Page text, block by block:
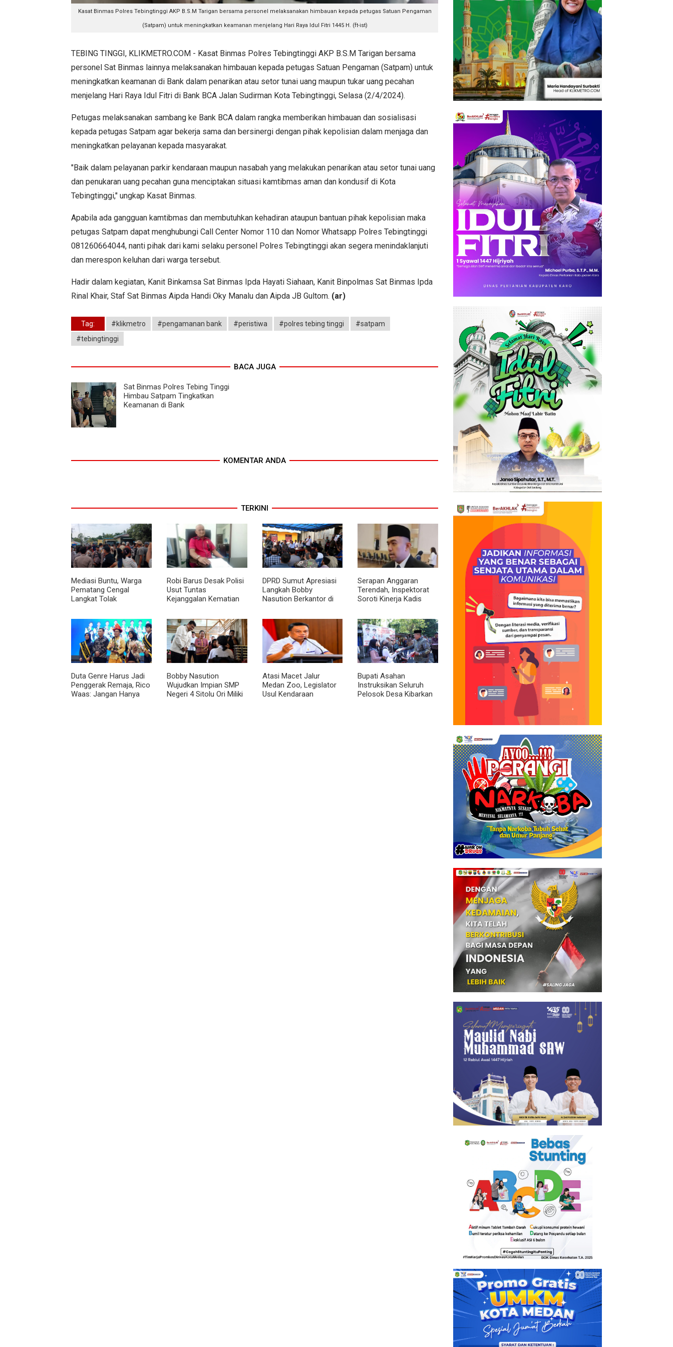
Kasat Binmas Polres Tebingtinggi AKP B.S.M Tarigan bersama personel melaksanakan himbauan kepada petugas Satuan Pengaman
(Satpam) untuk meningkatkan keamanan menjelang Hari Raya Idul Fitri 1445 H. (ft-ist)
TEBING TINGGI, KLIKMETRO.COM - Kasat Binmas Polres Tebingtinggi AKP B.S.M Tarigan bersama
personel Sat Binmas lainnya melaksanakan himbauan kepada petugas Satuan Pengaman (Satpam) untuk
meningkatkan keamanan di Bank dalam penarikan atau setor tunai uang maupun tukar uang pecahan
menjelang Hari Raya Idul Fitri di Bank BCA Jalan Sudirman Kota Tebingtinggi, Selasa (2/4/2024).
Petugas melaksanakan sambang ke Bank BCA dalam rangka memberikan himbauan dan sosialisasi
kepada petugas Satpam agar bekerja sama dan bersinergi dengan pihak kepolisian dalam menjaga dan
meningkatkan pelayanan kepada masyarakat.
"Baik dalam pelayanan parkir kendaraan maupun nasabah yang melakukan penarikan atau setor tunai uang
dan penukaran uang pecahan guna menciptakan situasi kamtibmas aman dan kondusif di Kota
Tebingtinggi," ungkap Kasat Binmas.
Apabila ada gangguan kamtibmas dan membutuhkan kehadiran ataupun bantuan pihak kepolisian maka
petugas Satpam dapat menghubungi Call Center Nomor 110 dan Nomor Whatsapp Polres Tebingtinggi
081260664044, nanti pihak dari kami selaku personel Polres Tebingtinggi akan segera menindaklanjuti
dan merespon keluhan dari warga tersebut.
Hadir dalam kegiatan, Kanit Binkamsa Sat Binmas Ipda Hayati Siahaan, Kanit Binpolmas Sat Binmas Ipda
Rinal Khair, Staf Sat Binmas Aipda Handi Oky Manalu dan Aipda JB Gultom. (ar)
Tag: #klikmetro #pengamanan bank #peristiwa #polres tebing tinggi
#satpam
#tebingtinggi
BACA JUGA
Sat Binmas Polres Tebing Tinggi
Himbau Satpam Tingkatkan
Keamanan di Bank
KOMENTAR ANDA
TERKINI
Mediasi Buntu, Warga
Pematang Cengal
Langkat Tolak
Robi Barus Desak Polisi
Usut Tuntas
Kejanggalan Kematian
Helvetia, Minta Otopsi
Ulang
DPRD Sumut Apresiasi
Langkah Bobby
Nasution Berkantor di
Percepat Pembangunan
Serapan Anggaran
Terendah, Inspektorat
Soroti Kinerja Kadis
Duta Genre Harus Jadi
Penggerak Remaja, Rico
Waas: Jangan Hanya
Bobby Nasution
Wujudkan Impian SMP
Negeri 4 Sitolu Ori Miliki
Atasi Macet Jalur
Medan Zoo, Legislator
Usul Kendaraan
Bupati Asahan
Instruksikan Seluruh
Pelosok Desa Kibarkan